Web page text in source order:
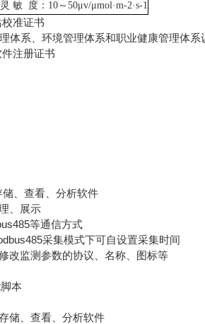
灵 敏 度：10～50μv/μmol·m-2·s-1
准证书
系、环境管理体系和职业健康管理体系
注册证书
、查看、分析软件
、展示
等通信方式
采集模式下可自设置采集时间
监测参数的协议、名称、图标等
本
、查看、分析软件